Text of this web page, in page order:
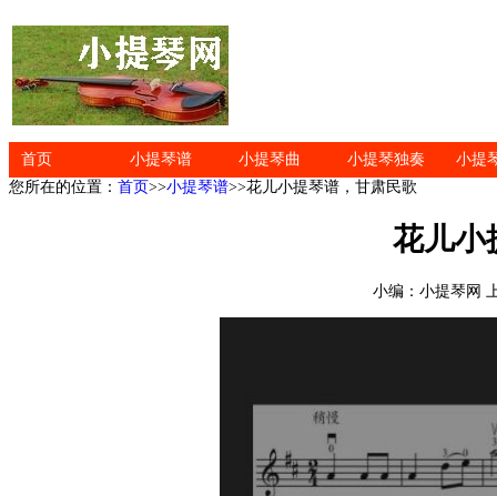
首页 小提琴谱 小提琴曲 小提琴独奏
小提
您所在的位置： 首页>>小提琴谱>>花儿小提琴谱，甘肃民歌
花儿小
小编：小提琴网